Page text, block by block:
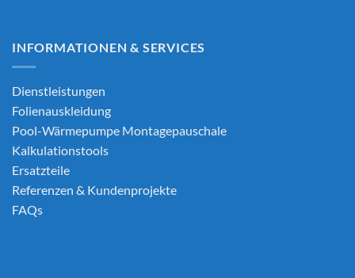
INFORMATIONEN & SERVICES
Dienstleistungen
Folienauskleidung
Pool-Wärmepumpe Montagepauschale
Kalkulationstools
Ersatzteile
Referenzen & Kundenprojekte
FAQs